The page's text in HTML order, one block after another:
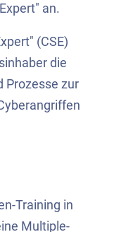
an.
(CSE)
die
Prozesse zur
Training in
Multiple-